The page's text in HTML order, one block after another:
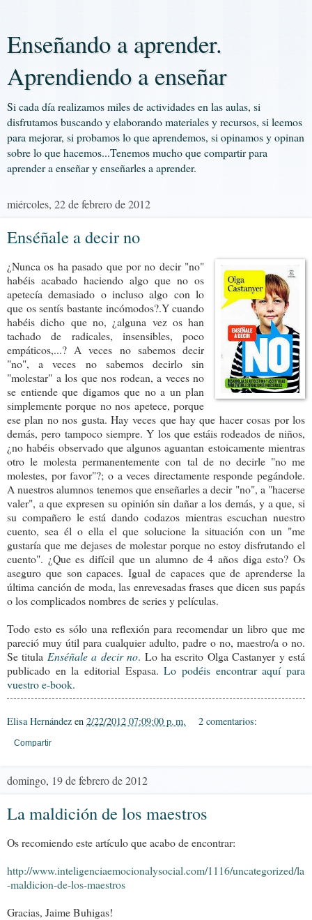
Enseñando a aprender.
Aprendiendo a enseñar
Si cada día realizamos miles de actividades en las aulas, si
disfrutamos buscando y elaborando materiales y recursos, si leemos
para mejorar, si probamos lo que aprendemos, si opinamos y opinan
sobre lo que hacemos...Tenemos mucho que compartir para
aprender a enseñar y enseñarles a aprender.
miércoles, 22 de febrero de 2012
Enséñale a decir no
¿Nunca os ha pasado que por no decir "no"
habéis acabado haciendo algo que no os
apetecía demasiado o incluso algo con lo
que os sentís bastante incómodos?.Y cuando
habéis dicho que no, ¿alguna vez os han
tachado de radicales, insensibles, poco
empáticos,...? A veces no sabemos decir
"no", a veces no sabemos decirlo sin
"molestar" a los que nos rodean, a veces no
se entiende que digamos que no a un plan
simplemente porque no nos apetece, porque
ese plan no nos gusta. Hay veces que hay que hacer cosas por los
demás, pero tampoco siempre. Y los que estáis rodeados de niños,
¿no habéis observado que algunos aguantan estoicamente mientras
otro le molesta permanentemente con tal de no decirle "no me
molestes, por favor"?; o a veces directamente responde pegándole.
A nuestros alumnos tenemos que enseñarles a decir "no", a "hacerse
valer", a que expresen su opinión sin dañar a los demás, y a que, si
su compañero le está dando codazos mientras escuchan nuestro
cuento, sea él o ella el que solucione la situación con un "me
gustaría que me dejases de molestar porque no estoy disfrutando el
cuento". ¿Que es difícil que un alumno de 4 años diga esto? Os
aseguro que son capaces. Igual de capaces que de aprenderse la
última canción de moda, las enrevesadas frases que dicen sus papás
o los complicados nombres de series y películas.
Todo esto es sólo una reflexión para recomendar un libro que me
pareció muy útil para cualquier adulto, padre o no, maestro/a o no.
Se titula Enséñale a decir no. Lo ha escrito Olga Castanyer y está
publicado en la editorial Espasa.Lo podéis encontrar aquí para
vuestro e-book.
Elisa Hernández en 2/22/2012 07:09:00 p. m. 2 comentarios:
Compartir
domingo, 19 de febrero de 2012
La maldición de los maestros
Os recomiendo este artículo que acabo de encontrar:
http://www.inteligenciaemocionalysocial.com/1116/uncategorized/la
-maldicion-de-los-maestros
Gracias, Jaime Buhigas!